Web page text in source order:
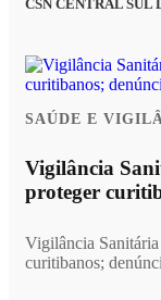
CSN CENTRAL SUL
SAÚDE E
Vigilância
proteger
Vigilância
curitibanos;